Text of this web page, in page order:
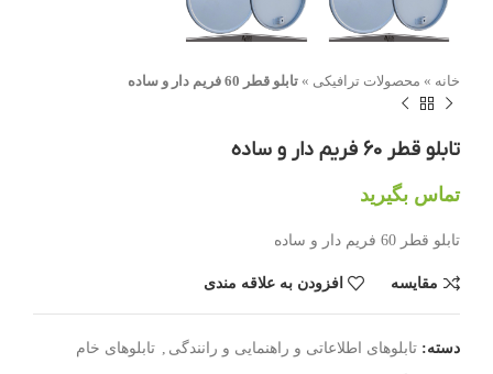
خانه » محصولات ترافیکی » تابلو قطر 60 فریم دار و ساده
تابلو قطر 60 فریم دار و ساده
تماس بگیرید
تابلو قطر 60 فریم دار و ساده
مقایسه افزودن به علاقه مندی
دسته: تابلوهای اطلاعاتی و راهنمایی و رانندگی , تابلوهای خام